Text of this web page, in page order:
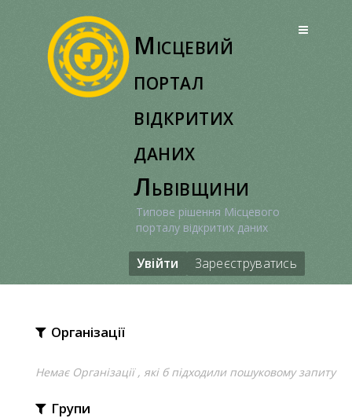
Місцевий
портал
відкритих
даних
Львівщини
Типове рішення Місцевого
порталу відкритих даних
Увійти Зареєструватись
Організації
Немає Організації , які б підходили пошуковому запиту
Групи